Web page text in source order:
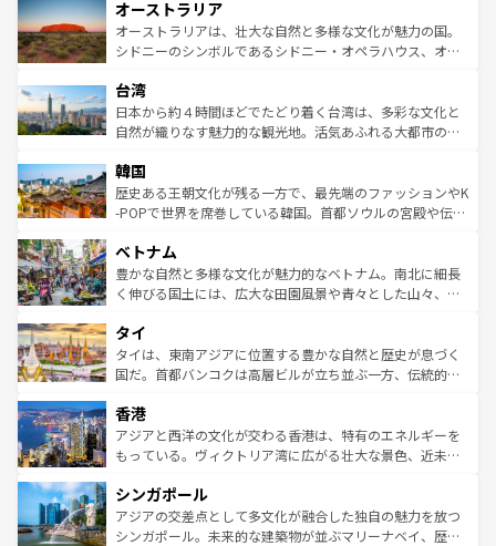
部のニューオーリンズでは、音楽と美食が融合した独特の
文化が魅力。旅行者はアメリカの各地域で異なる魅力を楽
しみながら、その多様性と豊かな歴史を感じることができ
ならではの贅沢な旅のスタイルだ。 なお、新着のアメリカ
情報はコンテンツ一覧を参照してほしい。
ワイ島は見逃せない。また、定番の観光地といえばオアフ
島だが、静かな自然を求めるならマウイ島やカウアイ島が
おすすめ。エメラルドグリーンに輝く海をはじめ、豊かな
れるおもてなしの心で訪れる人々を迎えてくれるハワイの
人々、おいしいローカルフードやハワイアンミュージッ
ク、伝統的なフラダンスなど、すべてがハワイの魅力を彩
ワイを、存分に味わってほしい。 なお、新着のハワイ情報
はコンテンツ一覧を参照してほしい。
オーストラリア
オーストラリアは、壮大な自然と多様な文化が魅力の国。
シドニーのシンボルであるシドニー・オペラハウス、オー
リアリーフや大陸中央部にそびえるウルル（エアーズロッ
ク）、タスマニアの美しい原生林やケアンズの熱帯雨林な
ど、見どころがたくさん。また、カフェやワイン、オージ
いる。アクティビティも充実しており、サーフィンやダイ
ビング、ハイキングなど、アウトドア好きにはたまらな
い。オーストラリアの多彩な魅力を存分に味わいつくそ
参照してほしい。
台湾
日本から約４時間ほどでたどり着く台湾は、多彩な文化と
自然が織りなす魅力的な観光地。活気あふれる大都市の台
ン）、静ひつな山岳地帯である台湾東部など、都市の喧騒
と山間の静けさが共存しており、訪れる人に新しい発見と
驚きをもたらしてくれる。また、奥深い台湾の食文化も魅
容にもいいと評判のスイーツなど、バラエティ豊かな料理
が味わえる。 なお、新着の台湾情報は コンテンツ一覧を参
照してほしい。
韓国
歴史ある王朝文化が残る一方で、最先端のファッションやK
-POPで世界を席巻している韓国。首都ソウルの宮殿や伝統
き、地方に足を延ばせば四季折々の自然美を楽しむことが
できる。そして、キムチや焼肉、絶品のストリートフード
まで、さまざまな韓国料理が待っている。夜には、韓国な
リティに包まれながら、韓国の多彩な魅力を心ゆくまで味
わってみてほしい。 なお、新着の韓国情報はコンテンツ一
覧を参照してほしい。
ベトナム
豊かな自然と多様な文化が魅力的なベトナム。南北に細長
く伸びる国土には、広大な田園風景や青々とした山々、世
急速な発展と共に伝統が息づく。ハノイの古い町並みやホ
ーチミン市のフランス統治時代の建物も、独特の雰囲気を
醸し出している。また、バラエティの豊かさとおいしさで
とつ。フォーやバインミー、ベトナムコーヒーなどは、ぜ
ひ現地で味わいたい。どの地域を訪れてもあたたかい人々
が旅行者を迎えてくれるので、きっと忘れられない旅にな
参照してほしい。
タイ
タイは、東南アジアに位置する豊かな自然と歴史が息づく
国だ。首都バンコクは高層ビルが立ち並ぶ一方、伝統的な
の活気が交差している。北部ではチェンマイなどの山岳地
帯で自然と触れ合い、南部ではプーケットやクラビの美し
いビーチでリゾート気分を楽しむことができる。タイ料理
激する。気候は一年中温暖で、どの季節にも異なる楽しみ
が待っている。親しみやすいタイの人々、仏教を中心とし
た文化、そして多様な観光資源が、訪れる旅人を魅了し続
香港
アジアと西洋の文化が交わる香港は、特有のエネルギーを
もっている。ヴィクトリア湾に広がる壮大な景色、近未来
み、どこを訪れても感動するはず。観光スポットが密集し
ており、効率よく見どころを回れるのも魅力。息をのむよ
うな絶景から文化的な体験まで、香港を存分に楽しみ尽く
シンガポール
アジアの交差点として多文化が融合した独自の魅力を放つ
シンガポール。未来的な建築物が並ぶマリーナベイ、歴史